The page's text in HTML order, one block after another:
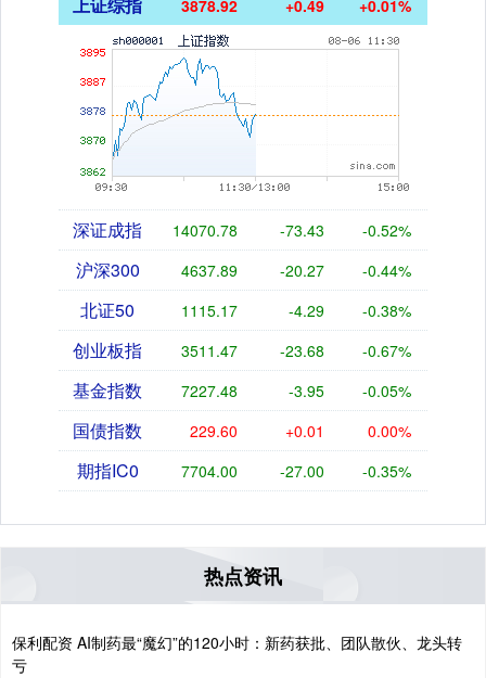
上证综指 3878.92 +0.49 +0.01%
深证成指 14070.78 -73.43 -0.52%
沪深300 4637.89 -20.27 -0.44%
北证50 1115.17 -4.29 -0.38%
创业板指 3511.47 -23.68 -0.67%
基金指数 7227.48 -3.95 -0.05%
国债指数 229.60 +0.01 0.00%
期指IC0 7704.00 -27.00 -0.35%
热点资讯
保利配资 AI制药最“魔幻”的120小时：新药获批、团队散伙、龙头转
亏